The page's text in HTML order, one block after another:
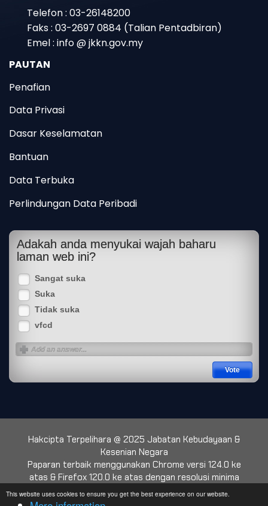
This website uses cookies to ensure you get the best experience on our website.
Telefon : 03-26148200
Faks : 03-2697 0884 (Talian Pentadbiran)
Emel : info @ jkkn.gov.my
PAUTAN
Penafian
Data Privasi
Dasar Keselamatan
Bantuan
Data Terbuka
Perlindungan Data Peribadi
Adakah anda menyukai wajah baharu
laman web ini?
Sangat suka
Suka
Tidak suka
vfcd
Hakcipta Terpelihara @ 2025 Jabatan Kebudayaan &
Kesenian Negara
Paparan terbaik menggunakan Chrome versi 124.0 ke
atas & Firefox 120.0 ke atas dengan resolusi minima
1024 x 768